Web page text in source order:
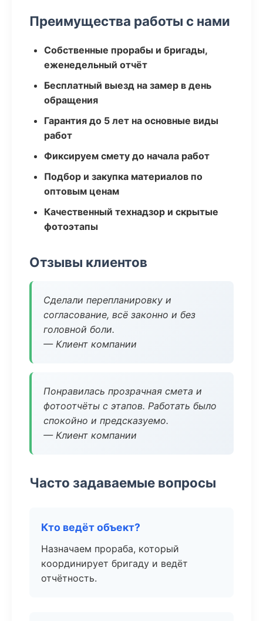
Преимущества работы с нами
Собственные прорабы и бригады,
еженедельный отчёт
Бесплатный выезд на замер в день
обращения
Гарантия до 5 лет на основные виды
работ
Фиксируем смету до начала работ
Подбор и закупка материалов по
оптовым ценам
Качественный технадзор и скрытые
фотоэтапы
Отзывы клиентов
Сделали перепланировку и
согласование, всё законно и без
головной боли.
— Клиент компании
Понравилась прозрачная смета и
фотоотчёты с этапов. Работать было
спокойно и предсказуемо.
— Клиент компании
Часто задаваемые вопросы
Кто ведёт объект?
Назначаем прораба, который
координирует бригаду и ведёт
отчётность.